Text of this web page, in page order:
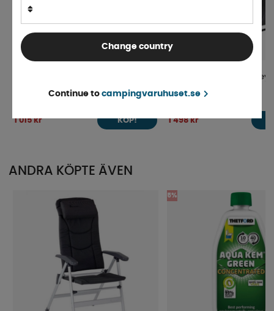
1 015 kr KÖP!
Förvaringsskåp Steelgrey
1 498 kr
ANDRA KÖPTE ÄVEN
5%
Change country
Continue to campingvaruhuset.se